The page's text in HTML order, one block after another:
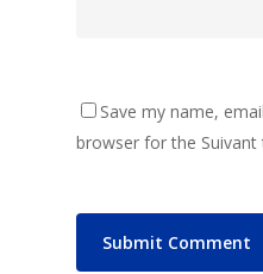
Save my name,
browser for the